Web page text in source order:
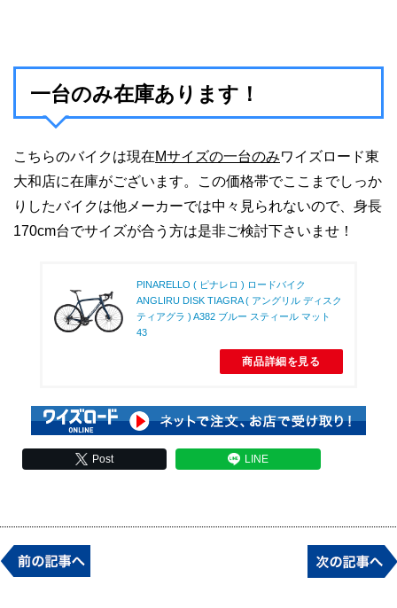
一台のみ在庫あります！
こちらのバイクは現在Mサイズの一台のみワイズロード東
大和店に在庫がございます。この価格帯でここまでしっか
りしたバイクは他メーカーでは中々見られないので、身長
170cm台でサイズが合う方は是非ご検討下さいませ！
PINARELLO ( ピナレロ ) ロードバイク
ANGLIRU DISK TIAGRA ( アングリル ディスク
ティアグラ ) A382 ブルー スティール マット
43
商品詳細を見る
Post LINE